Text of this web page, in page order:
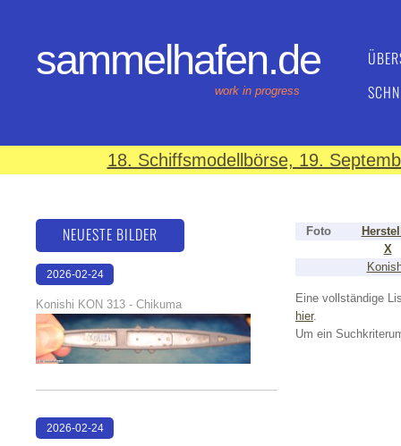
sammelhafen.de
work in progress
18. Schiffsmodellbörse, 19.
Foto
X
Eine vollständige
hier.
Um ein
NEUESTE BILDER
2026-02-24
Konishi KON 313 - Chikuma
2026-02-24